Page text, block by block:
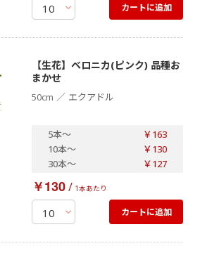
カートに追加
【生花】ベロニカ(ピンク) 品種お
まかせ
50cm ／ エクアドル
5本～
￥163
10本～
￥130
30本～ ￥127
￥130/ 1本あたり
カートに追加